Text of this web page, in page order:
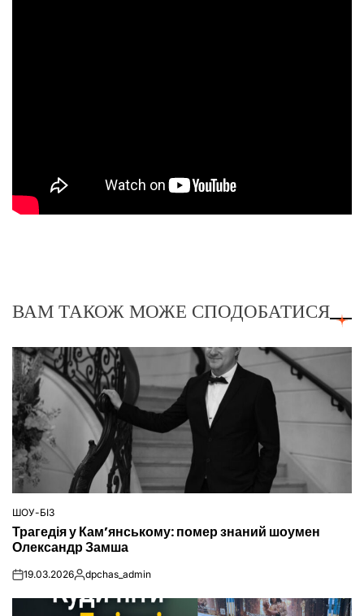
ВАМ ТАКОЖ МОЖЕ СПОДОБАТИСЯ
ОПУБЛІКУВАТИ
ШОУ-БІЗ
Трагедія у Кам’янському: помер знаний шоумен
Олександр Замша
on19.03.2026Опубліковано
dpchas_admin